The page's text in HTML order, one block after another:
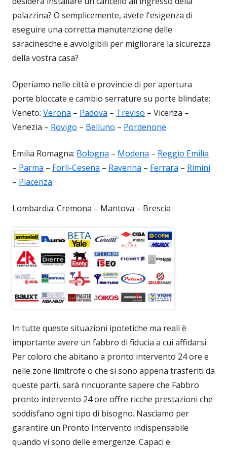
palazzina? O semplicemente, avete l'esigenza di
eseguire una corretta manutenzione delle
saracinesche e avvolgibili per migliorare la sicurezza
della vostra casa?
Operiamo nelle città e provincie di per apertura
porte bloccate e cambio serrature su porte blindate:
Veneto: Verona – Padova – Treviso – Vicenza –
Venezia – Rovigo – Belluno – Pordenone
Emilia Romagna: Bologna – Modena – Reggio Emilia
– Parma – Forlì-Cesena – Ravenna – Ferrara – Rimini
– Piacenza
Lombardia: Cremona – Mantova – Brescia
In tutte queste situazioni ipotetiche ma reali è
importante avere un fabbro di fiducia a cui affidarsi.
Per coloro che abitano a pronto intervento 24 ore e
nelle zone limitrofe o che si sono appena trasferiti da
queste parti, sarà rincuorante sapere che Fabbro
pronto intervento 24 ore offre ricche prestazioni che
soddisfano ogni tipo di bisogno. Nasciamo per
garantire un Pronto Intervento indispensabile
quando vi sono delle emergenze. Capaci e